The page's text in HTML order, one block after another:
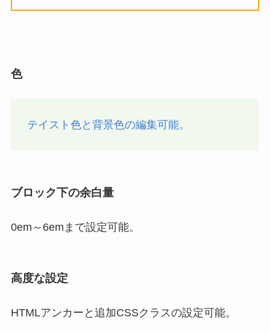
色
テイスト色と背景色の編集可能。
ブロック下の余白量
0em～6emまで設定可能。
高度な設定
HTMLアンカーと追加CSSクラスの設定可能。